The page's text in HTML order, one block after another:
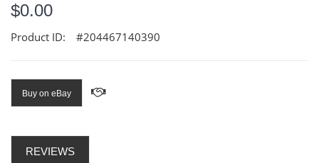
$0.00
Product ID: #204467140390
Buy on eBay
REVIEWS